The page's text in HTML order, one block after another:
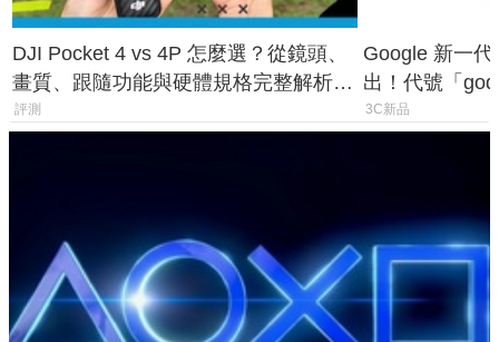
DJI Pocket 4 vs 4P 怎麼選？從鏡頭、
畫質、跟隨功能與硬體規格完整解析，
一次看懂兩台差異
評測
Google 新一
出！代號「
鎖定 AI 應用
3C新品